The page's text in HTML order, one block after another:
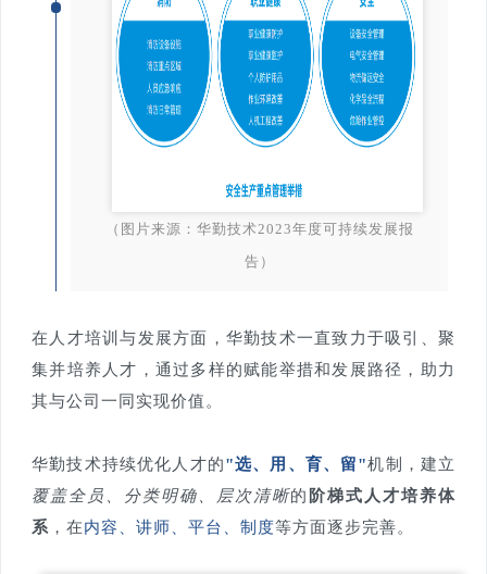
（图片来源：华勤技术2023年度可持续发展报
告）
在人才培训与发展方面，华勤技术一直致力于吸引、聚
集并培养人才，通过多样的赋能举措和发展路径，助力
其与公司一同实现价值。
华勤技术持续优化人才的"选、用、育、留"机制，建立
覆盖全员、分类明确、层次清晰的 阶梯式人才培养体
系 ，在内容、讲师、平台、制度等方面逐步完善。